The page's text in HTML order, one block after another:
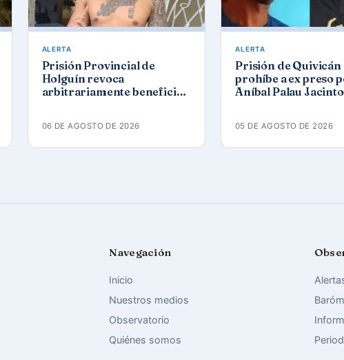
ALERTA
Prisión Provincial de
Holguín revoca
arbitrariamente beneficios
06 DE AGOSTO DE 2026
ALERTA
Prisión de Quivicán
prohíbe a ex preso
Aníbal Palau
05 DE AGOSTO DE 2026
Navegación
Inicio
Nuestros medios
Observatorio
Quiénes somos